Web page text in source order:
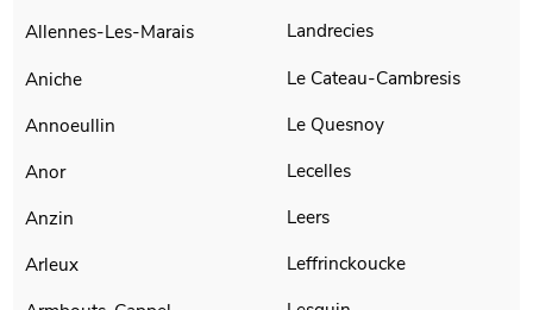
Allennes-Les-Marais
Aniche
Annoeullin
Anor
Anzin
Arleux
Landrecies
Le Cateau-Cambresis
Le Quesnoy
Lecelles
Leers
Leffrinckoucke